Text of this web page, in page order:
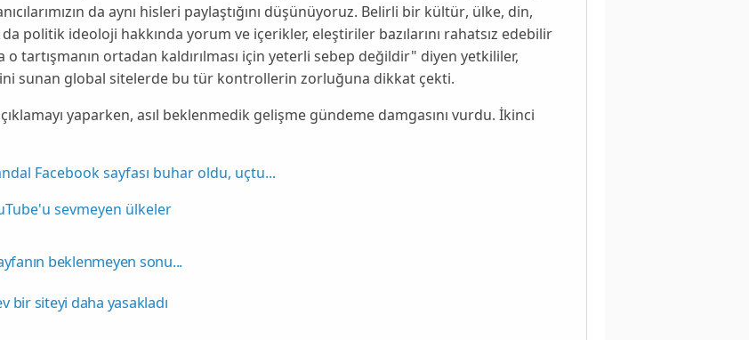
da aynı hisleri paylaştığını düşünüyoruz. Belirli bir kültür, ülke, din,
da politik ideoloji hakkında yorum ve içerikler, eleştiriler bazılarını rahatsız edebilir
o tartışmanın ortadan kaldırılması için yeterli sebep değildir" diyen yetkililer,
sunan global sitelerde bu tür kontrollerin zorluğuna dikkat çekti.
yaparken, asıl beklenmedik gelişme gündeme damgasını vurdu. İkinci
Facebook sayfası buhar oldu, uçtu...
sevmeyen ülkeler
beklenmeyen sonu...
bir siteyi daha yasakladı